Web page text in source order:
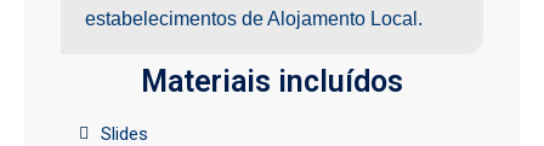
estabelecimentos de Alojamento Local.
Materiais incluídos
Slides